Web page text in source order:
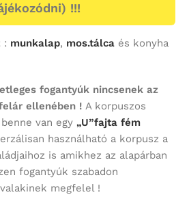
!!!
: munkalap, mos.tálca és konyha
fogantyúk nincsenek az
ellenében ! A korpuszos
van egy „U”fajta fém
használható a korpusz a
is amikhez az alapárban
fogantyúk szabadon
megfelel !